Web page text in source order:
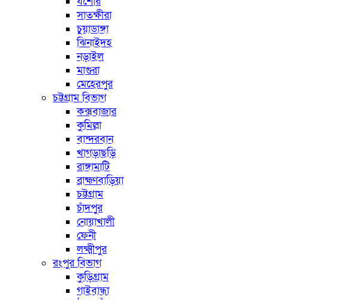
সাতক্ষীরা
চুয়াডাঙ্গা
ঝিনাইদহ
নড়াইল
মাগুরা
মেহেরপুর
চট্টগ্রাম বিভাগ
কক্সবাজার
কুমিল্লা
বান্দরবান
খাগড়াছড়ি
রাঙ্গামাটি
ব্রাহ্মণবাড়িয়া
চট্টগ্রাম
চাঁদপুর
নোয়াখালী
ফেনী
লক্ষ্মীপুর
রংপুর বিভাগ
কুড়িগ্রাম
গাইবান্ধা